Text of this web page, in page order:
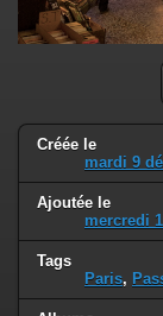
Créée le
mardi 9
Ajoutée le
mercredi
Tags
Paris,